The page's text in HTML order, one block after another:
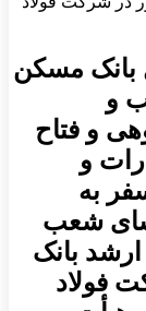
مسکن
و
و فتاح
و
به
شعب
ارشد بانک
فولاد